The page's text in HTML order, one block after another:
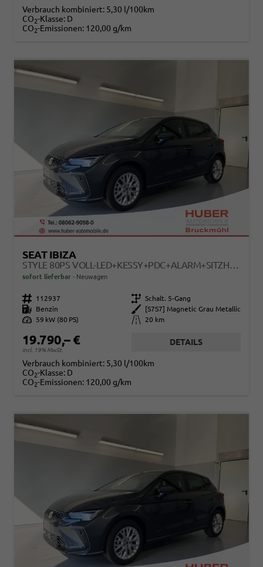
Verbrauch kombiniert: 5,30 l/100km
CO2-Klasse: D
CO2-Emissionen: 120,00 g/km
SEAT IBIZA
STYLE 80PS VOLL-LED+KESSY+PDC+ALARM+SITZHEIZUNG+KAMERA+APP-CONNECT
sofort lieferbar Neuwagen
Fahrzeugnr. 112937 Getriebe Schalt. 5-Gang
Kraftstoff
Benzin Außenfarbe
[S7S7] Magnetic Grau Metallic
Leistung
59 kW (80 PS) Kilometerstand 20 km
19.790,– €
incl. 19% MwSt.
DETAILS
Verbrauch kombiniert: 5,30 l/100km
CO2-Klasse: D
CO2-Emissionen: 120,00 g/km